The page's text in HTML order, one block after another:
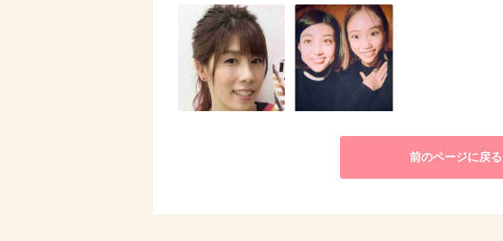
前のページに戻る